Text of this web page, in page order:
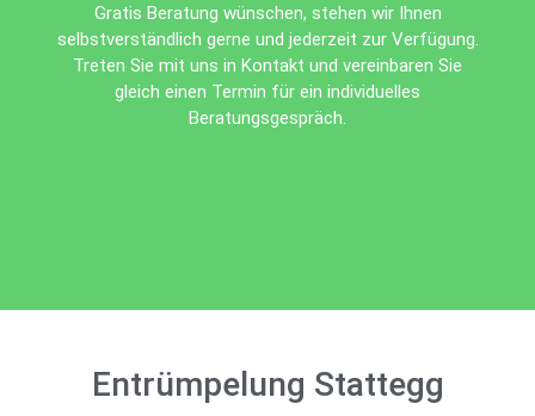
Gratis Beratung wünschen, stehen wir Ihnen
selbstverständlich gerne und jederzeit zur Verfügung.
Treten Sie mit uns in Kontakt und vereinbaren Sie
gleich einen Termin für ein individuelles
Beratungsgespräch.
Entrümpelung Stattegg